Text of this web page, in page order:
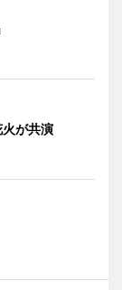
火が共演